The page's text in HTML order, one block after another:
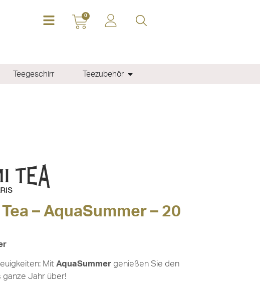
0
Teegeschirr Teezubehör
– AquaSummer – 20
Mit AquaSummergenießen Sie den
Jahr über!